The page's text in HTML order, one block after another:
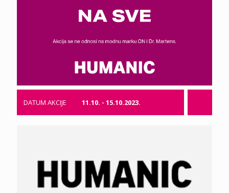
DATUM AKCIJE 11.10. - 15.10.2023.